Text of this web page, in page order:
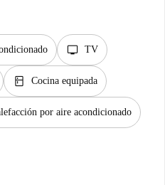
tv TV
kitchen Cocina equipada
por aire acondicionado